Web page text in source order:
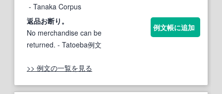
- Tanaka Corpus
返品お断り 。
No merchandise can be
returned. - Tatoeba例文
例文帳に追加
>> 例文の一覧を見る